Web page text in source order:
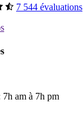
7 544 évaluations
am à 7h pm